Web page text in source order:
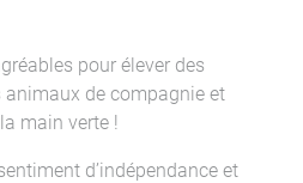
pour élever des
de compagnie et
main verte !
d’indépendance et